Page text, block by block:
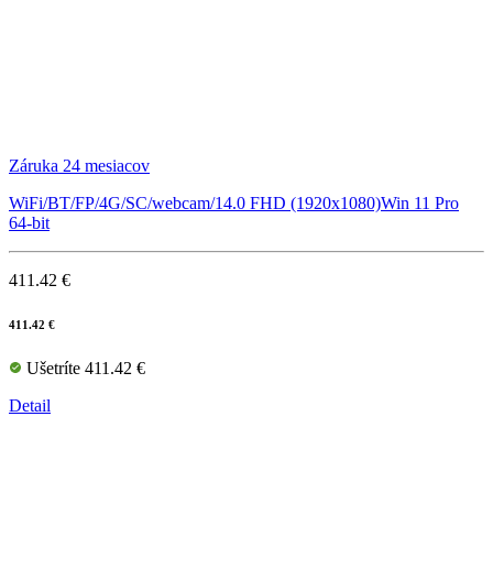
Záruka 24 mesiacov
WiFi/BT/FP/4G/SC/webcam/14.0 FHD (1920x1080)Win 11 Pro
64-bit
411.42 €
411.42 €
Ušetríte 411.42 €
Detail